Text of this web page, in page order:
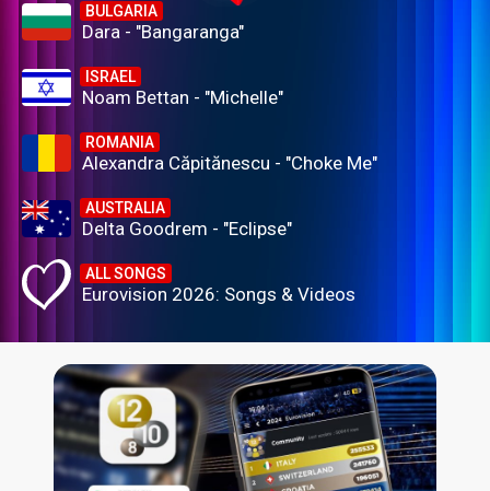
BULGARIA
Dara - "Bangaranga"
ISRAEL
Noam Bettan - "Michelle"
ROMANIA
Alexandra Căpitănescu - "Choke Me"
AUSTRALIA
Delta Goodrem - "Eclipse"
ALL SONGS
Eurovision 2026: Songs & Videos